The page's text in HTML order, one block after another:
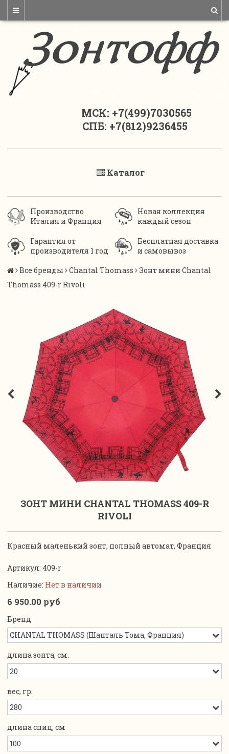
МСК: +7(499)7030565
СПБ: +7(812)9236455
Каталог
Производство
Италия и Франция
Новая коллекция
каждый сезон
Гарантия от
производителя 1 год
Бесплатная доставка
и самовывоз
Все бренды
Chantal Thomass
Зонт мини Chantal
Thomass 409-r Rivoli
ЗОНТ МИНИ CHANTAL THOMASS 409-R
RIVOLI
Красный маленький зонт, полный автомат, Франция
Артикул: 409-r
Наличие: Нет в наличии
6 950.00 руб
Бренд
длина зонта, см.
вес, гр.
длина спиц, см